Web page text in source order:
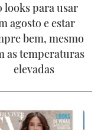
looks para usar
agosto e estar
bem, mesmo
as temperaturas
elevadas